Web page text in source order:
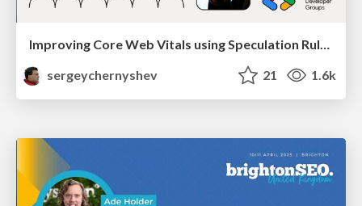
Improving Core Web Vitals using Speculation Rules API
sergeychernyshev
21 1.6k